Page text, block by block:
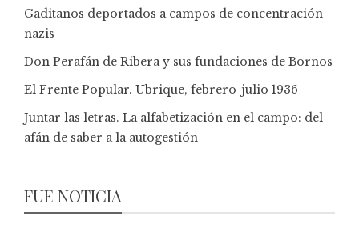
Gaditanos deportados a campos de concentración
nazis
Don Perafán de Ribera y sus fundaciones de Bornos
El Frente Popular. Ubrique, febrero-julio 1936
Juntar las letras. La alfabetización en el campo: del
afán de saber a la autogestión
FUE NOTICIA